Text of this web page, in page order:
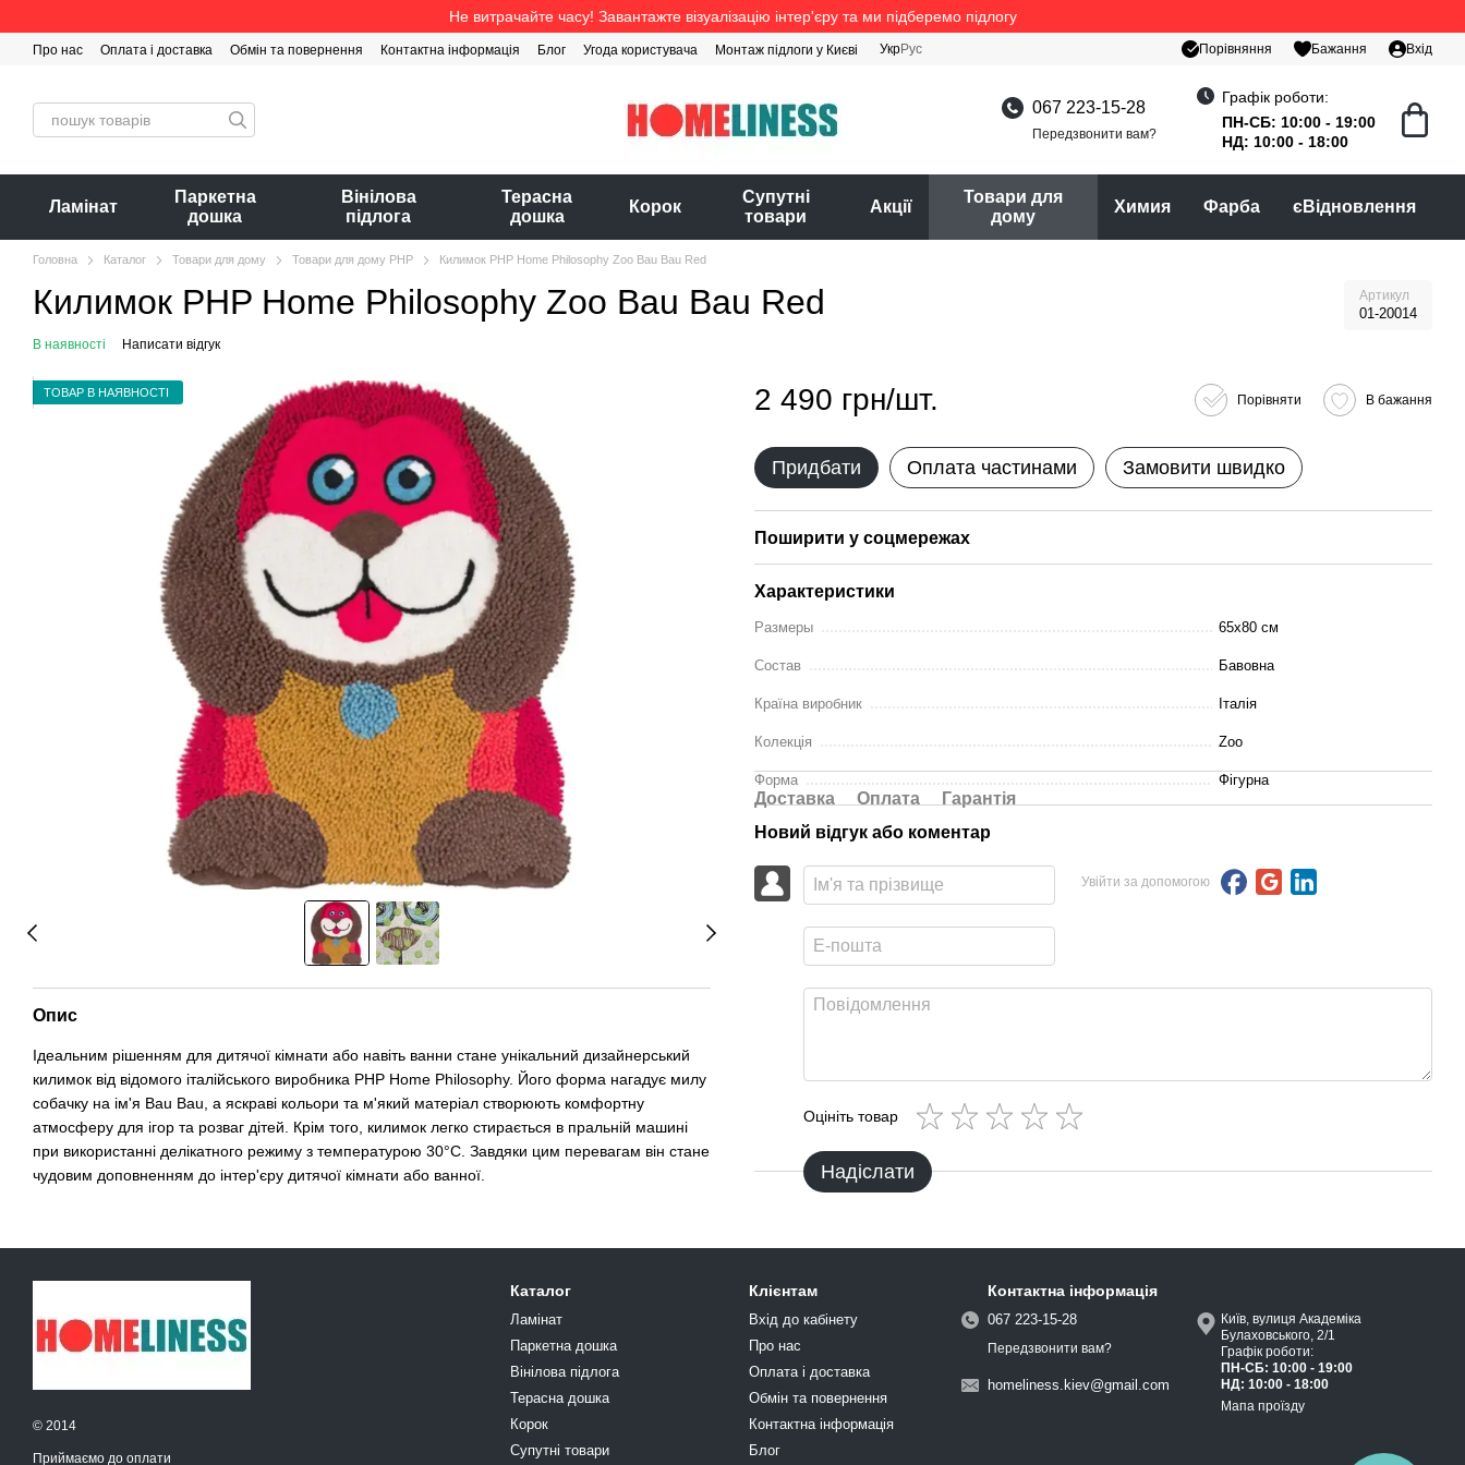
Не витрачайте часу! Завантажте візуалізацію інтер'єру та ми підберемо підлогу
Про нас Оплата і доставка Обмін та повернення Контактна інформація Блог Угода користувача Монтаж підлоги у Києві УкрРус Порівняння Бажання Вхід
067 223-15-28
Передзвонити вам?
Графік роботи:
ПН-СБ: 10:00 - 19:00
НД: 10:00 - 18:00
Ламінат
Паркетна
дошка
Вінілова
підлога
Терасна
дошка
Корок
Супутні
товари
Акції
Товари для
дому
Химия Фарба єВідновлення
Головна Каталог Товари для дому Товари для дому PHP Килимок PHP Home Philosophy Zoo Bau Bau Red
Килимок PHP Home Philosophy Zoo Bau Bau Red Артикул
01-20014
В наявності Написати відгук
ТОВАР В НАЯВНОСТІ
Опис
Ідеальним рішенням для дитячої кімнати або навіть ванни стане унікальний дизайнерський
килимок від відомого італійського виробника PHP Home Philosophy. Його форма нагадує милу
собачку на ім'я Bau Bau, а яскраві кольори та м'який матеріал створюють комфортну
атмосферу для ігор та розваг дітей. Крім того, килимок легко стирається в пральній машині
при використанні делікатного режиму з температурою 30°С. Завдяки цим перевагам він стане
чудовим доповненням до інтер'єру дитячої кімнати або ванної.
2 490 грн/шт. Порівняти В бажання
Придбати Оплата частинами Замовити швидко
Поширити у соцмережах
Характеристики
Размеры 65x80 см
Состав Бавовна
Країна виробник Італія
Колекція Zoo
Форма Фігурна
Доставка Оплата
Гарантія
Новий відгук або коментар
Увійти за допомогою
Оцініть товар
Надіслати
© 2014
Приймаємо до оплати
Каталог
Ламінат
Паркетна дошка
Вінілова підлога
Терасна дошка
Корок
Супутні товари
Клієнтам
Вхід до кабінету
Про нас
Оплата і доставка
Обмін та повернення
Контактна інформація
Блог
Контактна інформація
067 223-15-28
Передзвонити вам?
homeliness.kiev@gmail.com
Київ, вулиця Академіка
Булаховського, 2/1
Графік роботи:
ПН-СБ: 10:00 - 19:00
НД: 10:00 - 18:00
Мапа проїзду